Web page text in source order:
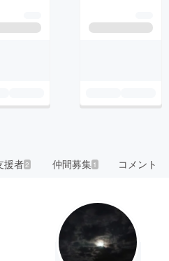
援者 2 仲間募集 1 コメント